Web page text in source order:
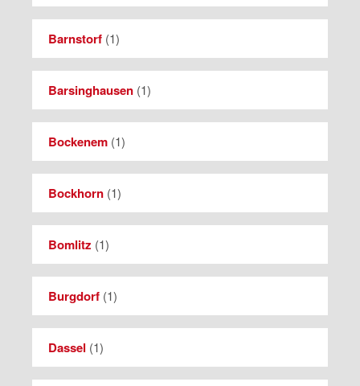
Barnstorf (1)
Barsinghausen (1)
Bockenem (1)
Bockhorn (1)
Bomlitz (1)
Burgdorf (1)
Dassel (1)